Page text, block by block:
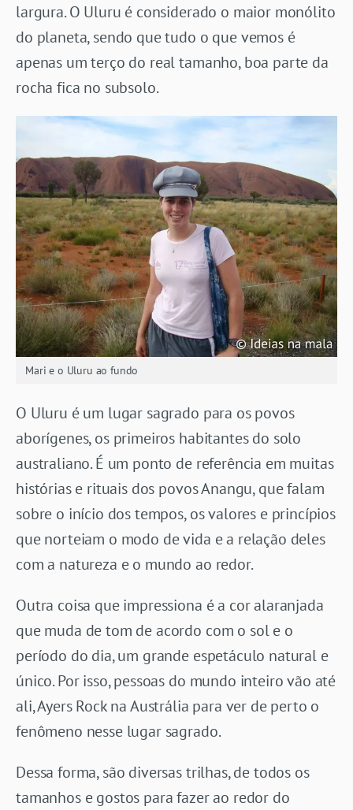
largura. O Uluru é considerado o maior monólito
do planeta, sendo que tudo o que vemos é
apenas um terço do real tamanho, boa parte da
rocha fica no subsolo.
Mari e o Uluru ao fundo
O Uluru é um lugar sagrado para os povos
aborígenes, os primeiros habitantes do solo
australiano. É um ponto de referência em muitas
histórias e rituais dos povos Anangu, que falam
sobre o início dos tempos, os valores e princípios
que norteiam o modo de vida e a relação deles
com a natureza e o mundo ao redor.
Outra coisa que impressiona é a cor alaranjada
que muda de tom de acordo com o sol e o
período do dia, um grande espetáculo natural e
único. Por isso, pessoas do mundo inteiro vão até
ali, Ayers Rock na Austrália para ver de perto o
fenômeno nesse lugar sagrado.
Dessa forma, são diversas trilhas, de todos os
tamanhos e gostos para fazer ao redor do